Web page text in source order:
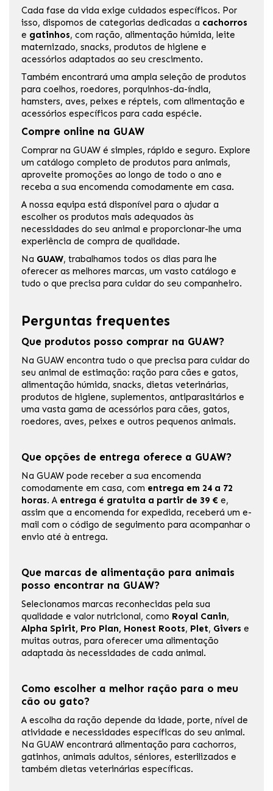
Cada fase da vida exige cuidados específicos. Por
isso, dispomos de categorias dedicadas a cachorros
e gatinhos, com ração, alimentação húmida, leite
maternizado, snacks, produtos de higiene e
acessórios adaptados ao seu crescimento.
Também encontrará uma ampla seleção de produtos
para coelhos, roedores, porquinhos-da-índia,
hamsters, aves, peixes e répteis, com alimentação e
acessórios específicos para cada espécie.
Compre online na GUAW
Comprar na GUAW é simples, rápido e seguro. Explore
um catálogo completo de produtos para animais,
aproveite promoções ao longo de todo o ano e
receba a sua encomenda comodamente em casa.
A nossa equipa está disponível para o ajudar a
escolher os produtos mais adequados às
necessidades do seu animal e proporcionar-lhe uma
experiência de compra de qualidade.
Na GUAW, trabalhamos todos os dias para lhe
oferecer as melhores marcas, um vasto catálogo e
tudo o que precisa para cuidar do seu companheiro.
Perguntas frequentes
Que produtos posso comprar na GUAW?
Na GUAW encontra tudo o que precisa para cuidar do
seu animal de estimação: ração para cães e gatos,
alimentação húmida, snacks, dietas veterinárias,
produtos de higiene, suplementos, antiparasitários e
uma vasta gama de acessórios para cães, gatos,
roedores, aves, peixes e outros pequenos animais.
Que opções de entrega oferece a GUAW?
Na GUAW pode receber a sua encomenda
comodamente em casa, com entrega em 24 a 72
horas. A entrega é gratuita a partir de 39 € e,
assim que a encomenda for expedida, receberá um e-
mail com o código de seguimento para acompanhar o
envio até à entrega.
Que marcas de alimentação para animais
posso encontrar na GUAW?
Selecionamos marcas reconhecidas pela sua
qualidade e valor nutricional, como Royal Canin,
Alpha Spirit, Pro Plan, Honest Roots, Plet, Givers e
muitas outras, para oferecer uma alimentação
adaptada às necessidades de cada animal.
Como escolher a melhor ração para o meu
cão ou gato?
A escolha da ração depende da idade, porte, nível de
atividade e necessidades específicas do seu animal.
Na GUAW encontrará alimentação para cachorros,
gatinhos, animais adultos, séniores, esterilizados e
também dietas veterinárias específicas.